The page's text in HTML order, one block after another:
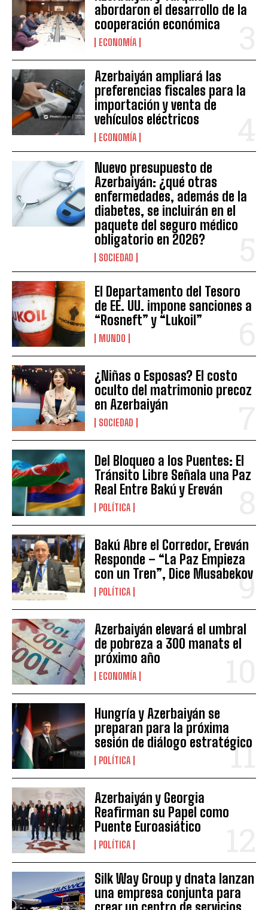
abordaron el desarrollo de la
cooperación económica
ECONOMÍA
Azerbaiyán ampliará las
preferencias fiscales para la
importación y venta de
vehículos eléctricos
ECONOMÍA
Nuevo presupuesto de
Azerbaiyán: ¿qué otras
enfermedades, además de la
diabetes, se incluirán en el
paquete del seguro médico
obligatorio en 2026?
SOCIEDAD
El Departamento del Tesoro
de EE. UU. impone sanciones a
“Rosneft” y “Lukoil”
MUNDO
¿Niñas o Esposas? El costo
oculto del matrimonio precoz
en Azerbaiyán
SOCIEDAD
Del Bloqueo a los Puentes: El
Tránsito Libre Señala una Paz
Real Entre Bakú y Ereván
POLÍTICA
Bakú Abre el Corredor, Ereván
Responde – “La Paz Empieza
con un Tren”, Dice Musabekov
POLÍTICA
Azerbaiyán elevará el umbral
de pobreza a 300 manats el
próximo año
ECONOMÍA
Hungría y Azerbaiyán se
preparan para la próxima
sesión de diálogo estratégico
POLÍTICA
Azerbaiyán y Georgia
Reafirman su Papel como
Puente Euroasiático
POLÍTICA
Silk Way Group y dnata lanzan
una empresa conjunta para